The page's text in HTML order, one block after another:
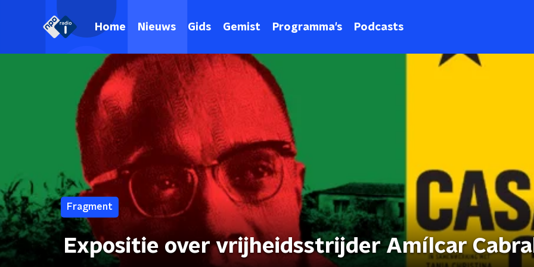
Home Nieuws Gids Gemist Programma's Podcasts
Fragment
Expositie over vrijheidsstrijder Amílcar